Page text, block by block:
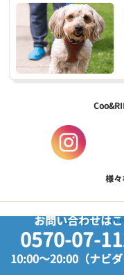
お問い合わせは
0570-07-
10:00～20:00（ナビ
様々
Copyright © 2017